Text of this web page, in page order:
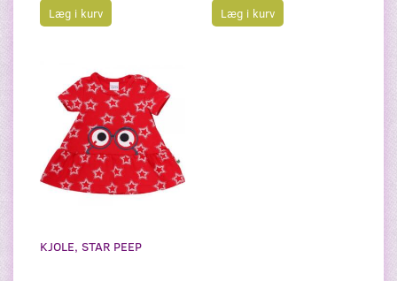
Læg i kurv Læg i kurv
KJOLE, STAR PEEP